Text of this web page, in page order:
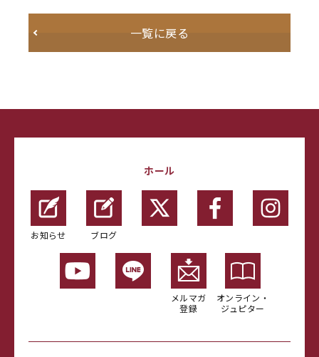
一覧に戻る
ホール
お知らせ ブログ
メルマガ
登録
オンライン・
ジュピター